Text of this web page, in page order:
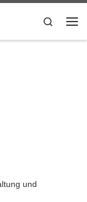
Search
und